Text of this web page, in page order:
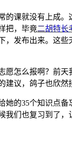
的课就没有上成
把，毕竟二胡特长
，发布出来。这
怎么报啊？前
议，鸽子也欣然
的35个知识点
我们也复习到了